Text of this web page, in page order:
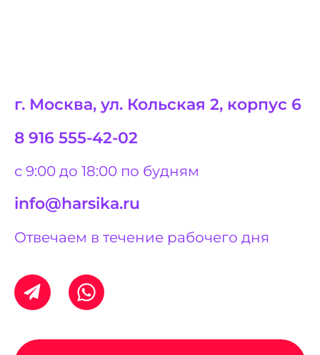
г. Москва, ул. Кольская 2, корпус 6
8 916 555-42-02
с 9:00 до 18:00 по будням
info@harsika.ru
Отвечаем в течение рабочего дня